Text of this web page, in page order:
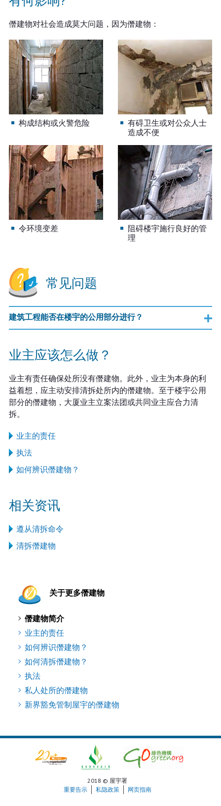
僭建物对社会造成莫大问题，因为僭建物：
构成结构或火警危险
有碍卫生或对公众人士
造成不便
令环境变差
阻碍楼宇施行良好的管
理
常见问题
建筑工程能否在楼宇的公用部分进行？
业主应该怎么做？
业主有责任确保处所没有僭建物。此外，业主为本身的利
益着想，应主动安排清拆处所内的僭建物。至于楼宇公用
部分的僭建物，大厦业主立案法团或共同业主应合力清
拆。
业主的责任
执法
如何辨识僭建物？
相关资讯
遵从清拆命令
清拆僭建物
关于更多僭建物
僭建物简介
业主的责任
如何辨识僭建物？
如何清拆僭建物？
执法
私人处所的僭建物
新界豁免管制屋宇的僭建物
2018 © 屋宇署
重要告示
私隐政策 网页指南